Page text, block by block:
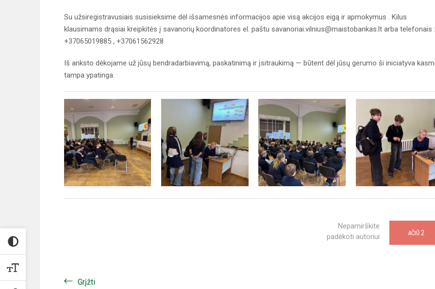
Su užsiregistravusiais susisieksime dėl išsamesnės informacijos apie visą akcijos eigą ir apmokymus . Kilus
klausimams drąsiai kreipkitės į savanorių koordinatores el. paštu savanoriai.vilnius@maistobankas.lt arba telefonais :
+37065019885 , +37061562928
Iš anksto dėkojame už jūsų bendradarbiavimą, paskatinimą ir įsitraukimą — būtent dėl jūsų gerumo ši iniciatyva
tampa ypatinga.
Nepamirškite
padėkoti autoriui
AČIŪ 2
Grįžti